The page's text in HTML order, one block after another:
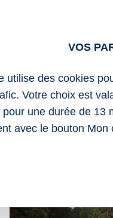
portant création
Arrêté du 12 juin
compensation
Filière du bois en
VOS
utilise des cookies
Votre choix est
pour une durée de 13
avec le bouton